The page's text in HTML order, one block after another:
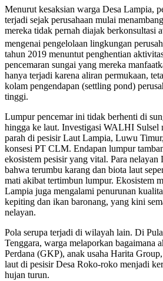
Menurut kesaksian warga Desa Lampia,
terjadi sejak perusahaan mulai
mereka tidak pernah diajak berkonsultasi
mengenai pengelolaan lingkungan
tahun 2019 menuntut penghentian
pencemaran sungai yang mereka
hanya terjadi karena aliran permukaan,
kolam pengendapan (settling pond)
tinggi.
Lumpur pencemar ini tidak berhenti di
hingga ke laut. Investigasi WALHI Sulsel
parah di pesisir Laut Lampia, Luwu
konsesi PT CLM. Endapan lumpur
ekosistem pesisir yang vital. Para nelayan
bahwa terumbu karang dan biota laut
mati akibat tertimbun lumpur. Ekosistem
Lampia juga mengalami penurunan
kepiting dan ikan baronang, yang kini
nelayan.
Pola serupa terjadi di wilayah lain. Di
Tenggara, warga melaporkan bagaimana
Perdana (GKP), anak usaha Harita
laut di pesisir Desa Roko-roko menjadi
hujan turun.